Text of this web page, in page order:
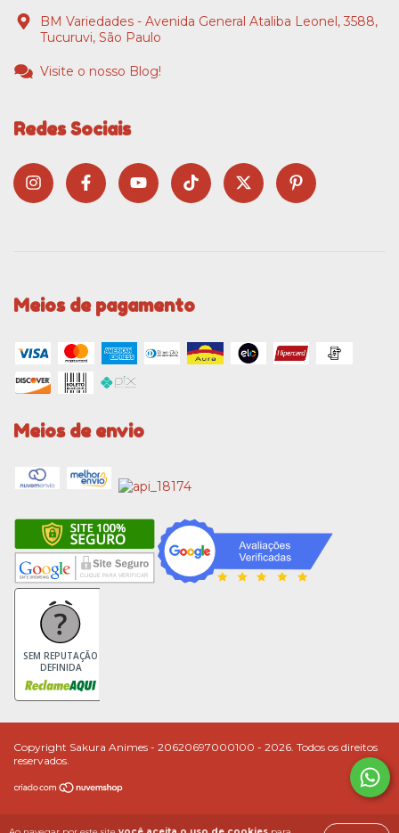
BM Variedades - Avenida General Ataliba Leonel, 3588,
Tucuruvi, São Paulo
Visite o nosso Blog!
Redes Sociais
Meios de pagamento
Meios de envio
SEM REPUTAÇÃO
DEFINIDA
Copyright Sakura Animes - 20620697000100 - 2026. Todos os direitos
reservados.